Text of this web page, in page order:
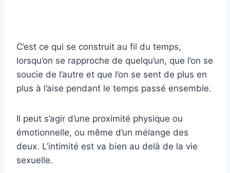
C’est ce qui se construit au fil du temps,
lorsqu’on se rapproche de quelqu’un, que l’on se
soucie de l’autre et que l’on se sent de plus en
plus à l’aise pendant le temps passé ensemble.
Il peut s’agir d’une proximité physique ou
émotionnelle, ou même d’un mélange des
deux. L’intimité est va bien au delà de la vie
sexuelle.